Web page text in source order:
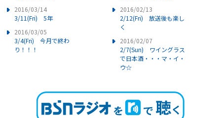
2016/03/14
3/11(Fri) 5年
2016/03/05
3/4(Fri) 今月で終わ
り！！！
2016/02/13
2/12(Fri) 放送後も楽し
く
2016/02/07
2/7(Sun) ワイングラス
で日本酒・・・マ・イ・
ウ☆